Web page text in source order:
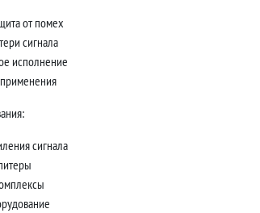
от помех
сигнала
исполнение
сигнала